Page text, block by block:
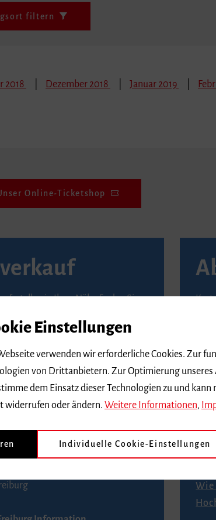
filtern
2018 Dezember 2018 Januar 2019
Online-Ticketshop
in Ihrer Nähe finden Sie
Freiburg
Straße 229
4968888 (Reservierungen sind
Information
An
Wie
Einstellungen
verwenden wir erforderliche Cookies. Zur
von Drittanbietern. Zur Optimierung unseres
dem Einsatz dieser Technologien zu und
oder ändern. Weitere Informationen
Individuelle Cookie-Einstellungen